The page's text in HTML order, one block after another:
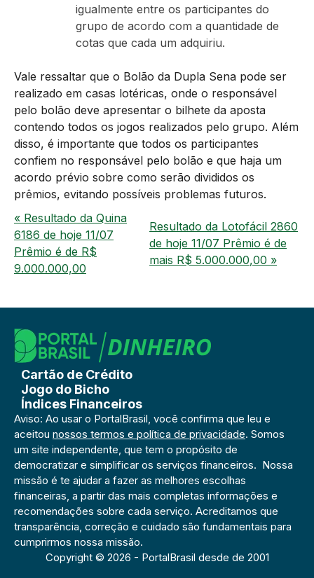
igualmente entre os participantes do
grupo de acordo com a quantidade de
cotas que cada um adquiriu.
Vale ressaltar que o Bolão da Dupla Sena pode ser
realizado em casas lotéricas, onde o responsável
pelo bolão deve apresentar o bilhete da aposta
contendo todos os jogos realizados pelo grupo. Além
disso, é importante que todos os participantes
confiem no responsável pelo bolão e que haja um
acordo prévio sobre como serão divididos os
prêmios, evitando possíveis problemas futuros.
« Resultado da Quina
6186 de hoje 11/07
Prêmio é de R$
9.000.000,00
Resultado da Lotofácil 2860
de hoje 11/07 Prêmio é de
mais R$ 5.000.000,00 »
Cartão de Crédito
Jogo do Bicho
Índices Financeiros
Aviso: Ao usar o PortalBrasil, você confirma que leu e
aceitou nossos termos e política de privacidade. Somos
um site independente, que tem o propósito de
democratizar e simplificar os serviços financeiros. Nossa
missão é te ajudar a fazer as melhores escolhas
financeiras, a partir das mais completas informações e
recomendações sobre cada serviço. Acreditamos que
transparência, correção e cuidado são fundamentais para
cumprirmos nossa missão.
Copyright © 2026 - PortalBrasil desde de 2001